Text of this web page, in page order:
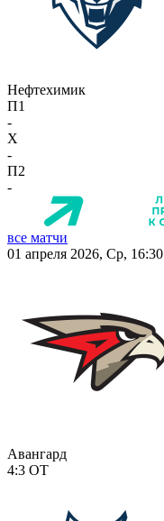
Нефтехимик
П1
-
X
-
П2
-
все матчи
01 апреля 2026, Ср, 16:30
Авангард
4:3 ОТ